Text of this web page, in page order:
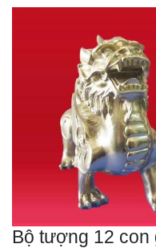
Bộ tượng 12 con